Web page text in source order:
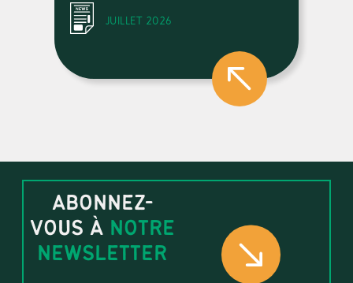
JUILLET 2026
ABONNEZ-
VOUS À NOTRE
NEWSLETTER